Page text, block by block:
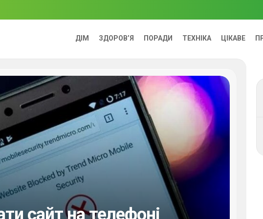
ДІМ ЗДОРОВ’Я ПОРАДИ ТЕХНІКА ЦІКАВЕ
сайт на телефоні